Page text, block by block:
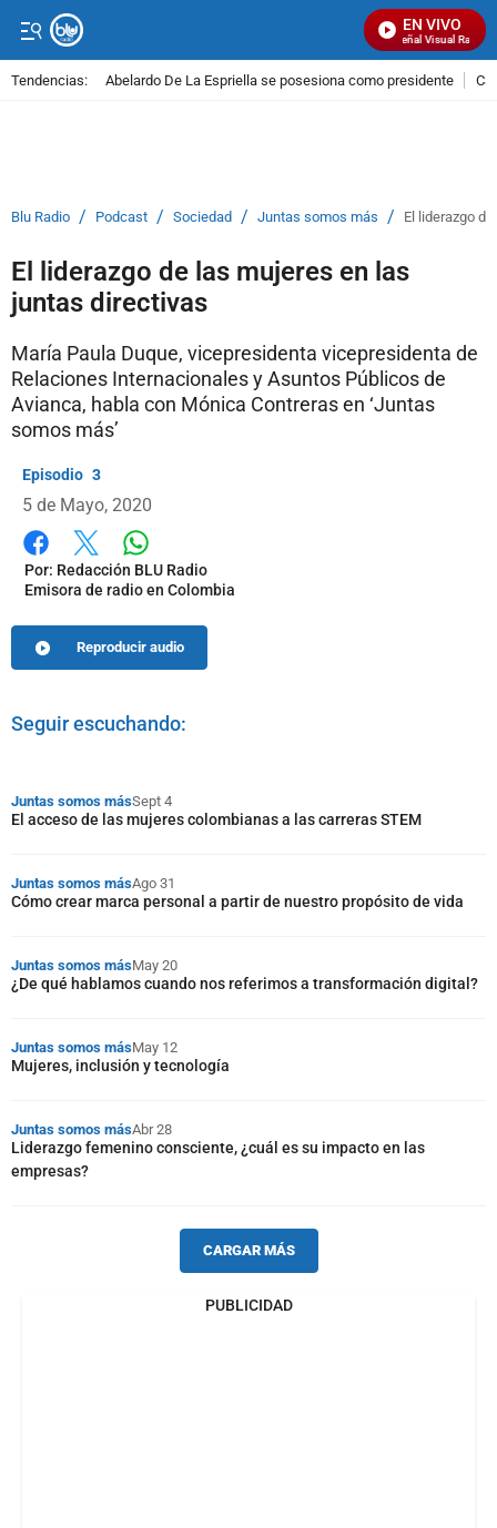
EN VIVO
Señal Visual Radio
Tendencias: Abelardo De La Espriella se posesiona como presidente
Blu Radio / Podcast / Sociedad / Juntas somos más / El liderazgo
El liderazgo de las mujeres en las
juntas directivas
María Paula Duque, vicepresidenta vicepresidenta de
Relaciones Internacionales y Asuntos Públicos de
Avianca, habla con Mónica Contreras en ‘Juntas
somos más’
3
5 de Mayo, 2020
Facebook
X Whatsapp
Por: Redacción BLU Radio
Emisora de radio en Colombia
Reproducir audio
Seguir escuchando:
Juntas somos másSept 4
El acceso de las mujeres colombianas a las carreras STEM
Juntas somos másAgo 31
Cómo crear marca personal a partir de nuestro propósito de vida
Juntas somos másMay 20
¿De qué hablamos cuando nos referimos a transformación digital?
Juntas somos másMay 12
Mujeres, inclusión y tecnología
Juntas somos másAbr 28
Liderazgo femenino consciente, ¿cuál es su impacto en las
empresas?
CARGAR MÁS
PUBLICIDAD